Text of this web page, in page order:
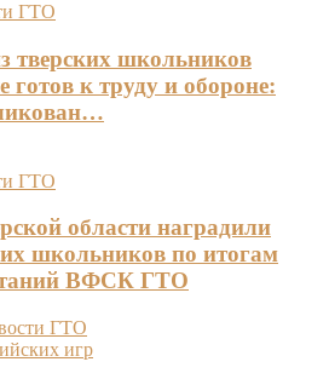
ГТО
тверских школьников
готов к труду и обороне:
ГТО
области наградили
школьников по итогам
ВФСК ГТО
ГТО
игр